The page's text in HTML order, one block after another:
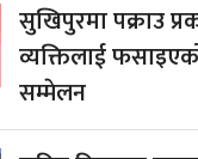
सुखिपुरमा पक्राउ
व्यक्तिलाई
सम्मेलन